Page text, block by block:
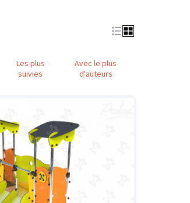
Les plus
suivies
Avec le plus
d'auteurs